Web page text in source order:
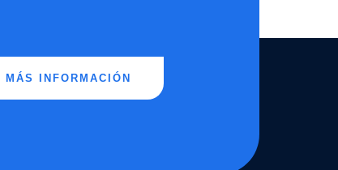
MÁS INFORMACIÓN